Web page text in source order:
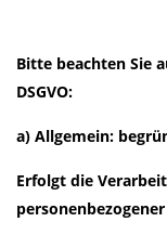
Bitte beachten Sie
DSGVO:
a) Allgemein:
Erfolgt die